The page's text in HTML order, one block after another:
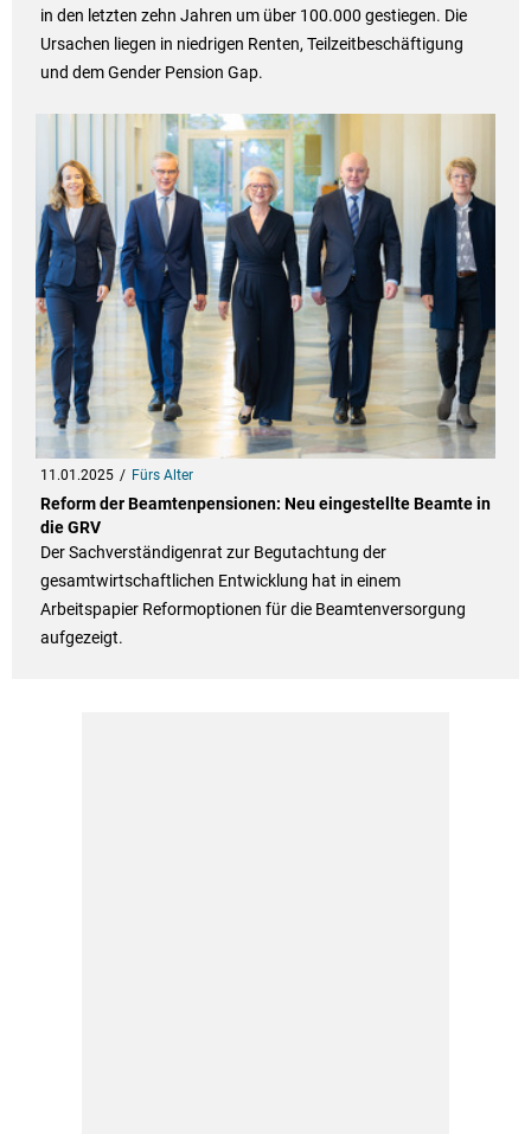
in den letzten zehn Jahren um über 100.000 gestiegen. Die
Ursachen liegen in niedrigen Renten, Teilzeitbeschäftigung
und dem Gender Pension Gap.
11.01.2025 Fürs Alter
Reform der Beamtenpensionen: Neu eingestellte Beamte in
die GRV
Der Sachverständigenrat zur Begutachtung der
gesamtwirtschaftlichen Entwicklung hat in einem
Arbeitspapier Reformoptionen für die Beamtenversorgung
aufgezeigt.